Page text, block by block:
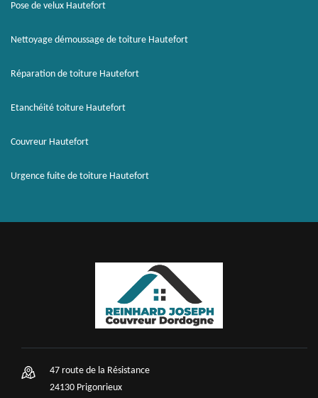
Pose de velux Hautefort
Nettoyage démoussage de toiture Hautefort
Réparation de toiture Hautefort
Etanchéité toiture Hautefort
Couvreur Hautefort
Urgence fuite de toiture Hautefort
47 route de la Résistance
24130 Prigonrieux